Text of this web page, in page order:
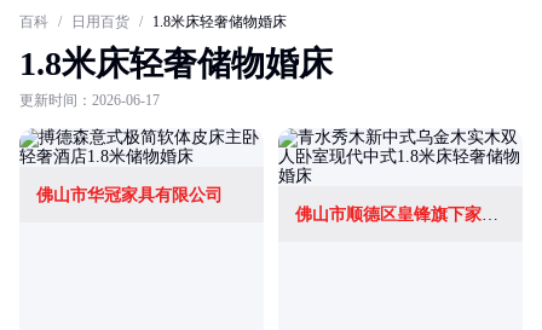
百科 / 日用百货 / 1.8米床轻奢储物婚床
1.8米床轻奢储物婚床
更新时间：2026-06-17
佛山市华冠家具有限公司
佛山市顺德区皇锋旗下家具商行(个体工商户)